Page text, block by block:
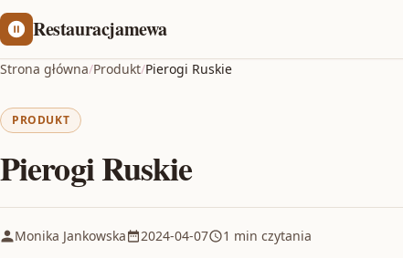
Restauracjamewa
Strona główna/Produkt/Pierogi Ruskie
PRODUKT
Pierogi Ruskie
Monika Jankowska 2024-04-07 1 min czytania